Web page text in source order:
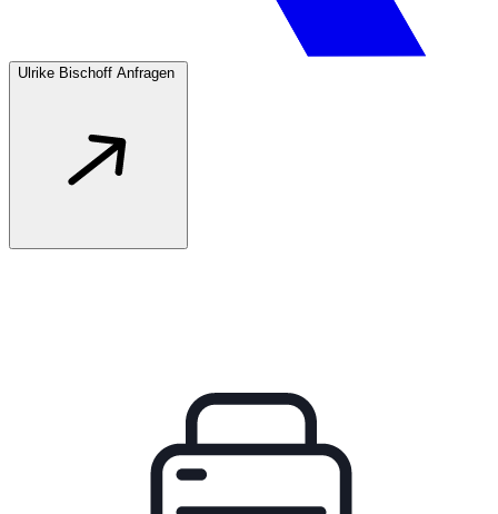
Ulrike Bischoff Anfragen